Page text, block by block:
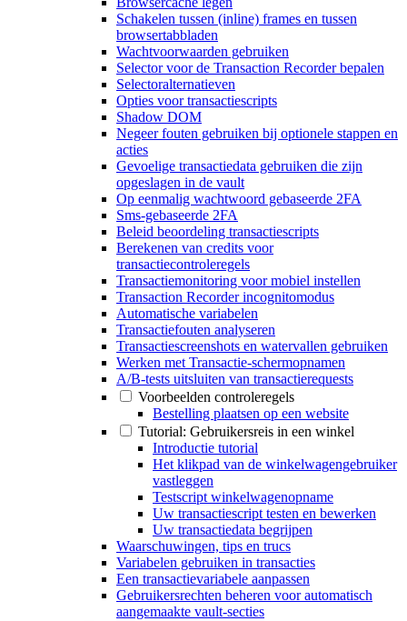
Schakelen tussen (inline) frames en tussen
browsertabbladen
Wachtvoorwaarden gebruiken
Selector voor de Transaction Recorder bepalen
Selectoralternatieven
Opties voor transactiescripts
Shadow DOM
Negeer fouten gebruiken bij optionele stappen en
acties
Gevoelige transactiedata gebruiken die zijn
opgeslagen in de vault
Op eenmalig wachtwoord gebaseerde 2FA
Sms-gebaseerde 2FA
Beleid beoordeling transactiescripts
Berekenen van credits voor
transactiecontroleregels
Transactiemonitoring voor mobiel instellen
Transaction Recorder incognitomodus
Automatische variabelen
Transactiefouten analyseren
Transactiescreenshots en watervallen gebruiken
Werken met Transactie-schermopnamen
A/B-tests uitsluiten van transactierequests
Voorbeelden controleregels
Bestelling plaatsen op een website
Tutorial: Gebruikersreis in een winkel
Introductie tutorial
Het klikpad van de winkelwagengebruiker
vastleggen
Testscript winkelwagenopname
Uw transactiescript testen en bewerken
Uw transactiedata begrijpen
Waarschuwingen, tips en trucs
Variabelen gebruiken in transacties
Een transactievariabele aanpassen
Gebruikersrechten beheren voor automatisch
aangemaakte vault-secties